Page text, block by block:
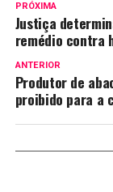
PRÓXIMA
Justiça
remédio contra
ANTERIOR
Produtor de
proibido para a